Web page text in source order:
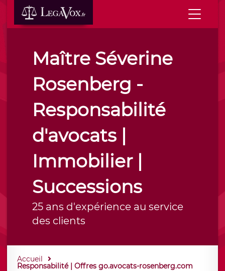
Maître Séverine
Rosenberg -
Responsabilité
d'avocats |
Immobilier |
Successions
25 ans d'expérience au service
des clients
Accueil
Responsabilité | Offres go.avocats-rosenberg.com